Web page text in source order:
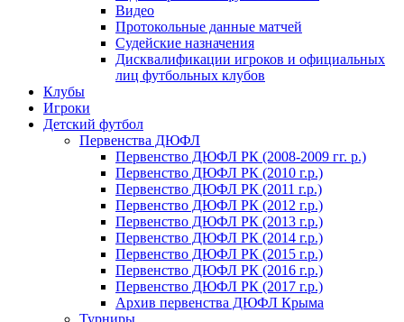
Видео
Протокольные данные матчей
Судейские назначения
Дисквалификации игроков и официальных
лиц футбольных клубов
Клубы
Игроки
Детский футбол
Первенства ДЮФЛ
Первенство ДЮФЛ РК (2008-2009 гг. р.)
Первенство ДЮФЛ РК (2010 г.р.)
Первенство ДЮФЛ РК (2011 г.р.)
Первенство ДЮФЛ РК (2012 г.р.)
Первенство ДЮФЛ РК (2013 г.р.)
Первенство ДЮФЛ РК (2014 г.р.)
Первенство ДЮФЛ РК (2015 г.р.)
Первенство ДЮФЛ РК (2016 г.р.)
Первенство ДЮФЛ РК (2017 г.р.)
Архив первенства ДЮФЛ Крыма
Турниры